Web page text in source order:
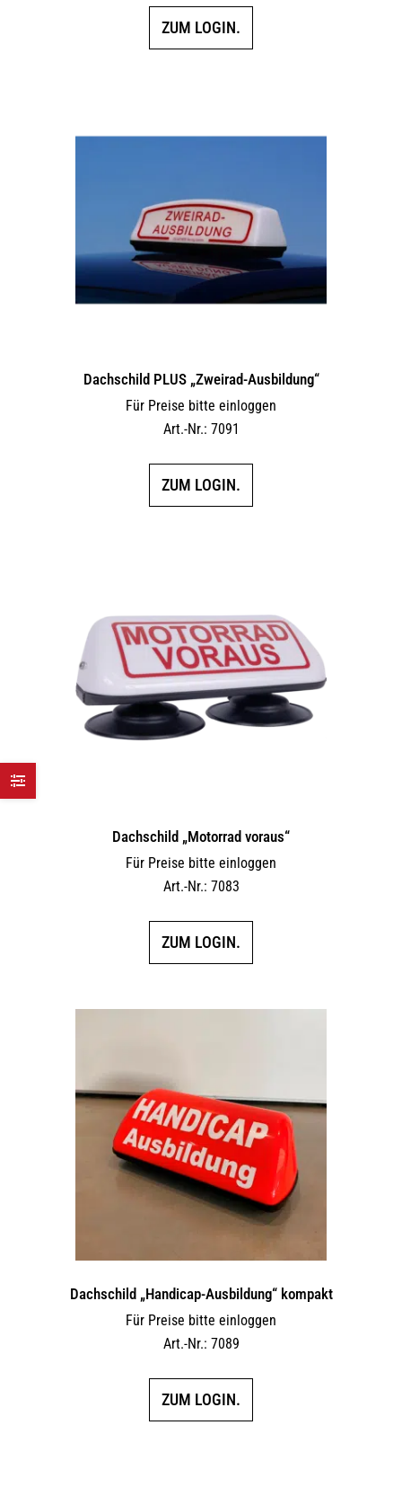
ZUM LOGIN.
Dachschild PLUS „Zweirad-Ausbildung“
Für Preise bitte einloggen
Art.-Nr.: 7091
ZUM LOGIN.
Dachschild „Motorrad voraus“
Für Preise bitte einloggen
Art.-Nr.: 7083
ZUM LOGIN.
Dachschild „Handicap-Ausbildung“ kompakt
Für Preise bitte einloggen
Art.-Nr.: 7089
ZUM LOGIN.